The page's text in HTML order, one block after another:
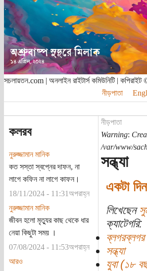
সচলায়তন.com | অনলাইন রাইটার্স কমিউনিটি |
নীড়পাতা
কলরব
নুরুজ্জামান মানিক
কত সস্তা স্বপ্নের দাফন, না
লাগে কফিন না লাগে কাফন।
18/11/2024 - 11:31অপরাহ্ন
নুরুজ্জামান মানিক
জীবন হলো মৃত্যুর কাছ থেকে ধার
নেয়া কিছুটা সময় ।
07/08/2024 - 11:53অপরাহ্ন
আরও
নীড়পাতা
Warning:
/var/www/
সন্ধ্যা
একটা
লিখেছেন
ক্যাটেগরি:
ব্লগরব্লগর
সন্ধ্যা
যুবা (১৮